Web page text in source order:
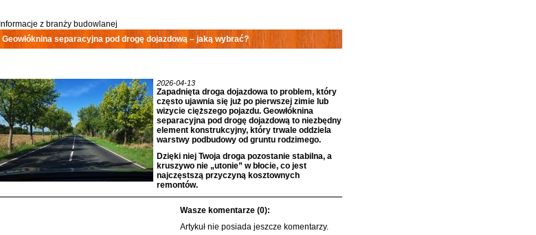
Informacje z branży budowlanej
Geowłóknina separacyjna pod drogę dojazdową – jaką wybrać?
2026-04-13
Zapadnięta droga dojazdowa to problem, który
często ujawnia się już po pierwszej zimie lub
wizycie cięższego pojazdu. Geowłóknina
separacyjna pod drogę dojazdową to niezbędny
element konstrukcyjny, który trwale oddziela
warstwy podbudowy od gruntu rodzimego.
Dzięki niej Twoja droga pozostanie stabilna, a
kruszywo nie „utonie” w błocie, co jest
najczęstszą przyczyną kosztownych
remontów.
Wasze komentarze (0):
Artykuł nie posiada jeszcze komentarzy.